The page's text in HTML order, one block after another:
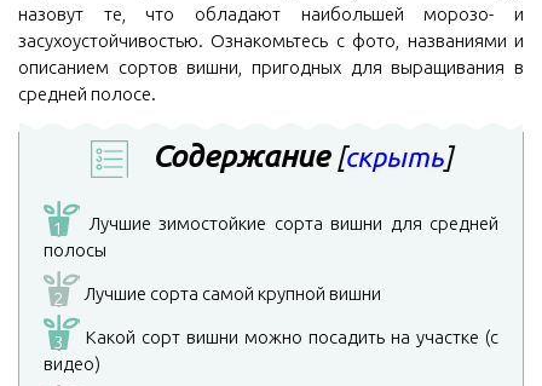
назовут те, что обладают наибольшей морозо- и
засухоустойчивостью. Ознакомьтесь с фото, названиями и
описанием сортов вишни, пригодных для выращивания в
средней полосе.
Содержание [скрыть]
1
Лучшие зимостойкие сорта вишни для средней
полосы
2 Лучшие сорта самой крупной вишни
3
Какой сорт вишни можно посадить на участке (с
видео)